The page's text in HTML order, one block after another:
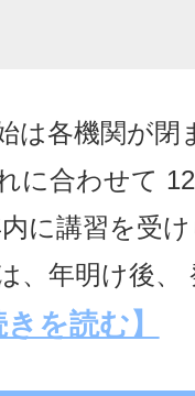
は各機関が
に合わせて
に講習を受
、年明け後、
きを読む】